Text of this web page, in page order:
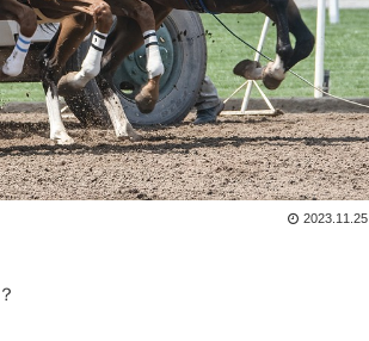
2023.11.25